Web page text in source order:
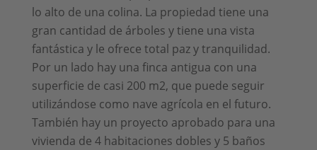
lo alto de una colina. La propiedad tiene una
gran cantidad de árboles y tiene una vista
fantástica y le ofrece total paz y tranquilidad.
Por un lado hay una finca antigua con una
superficie de casi 200 m2, que puede seguir
utilizándose como nave agrícola en el futuro.
También hay un proyecto aprobado para una
vivienda de 4 habitaciones dobles y 5 baños